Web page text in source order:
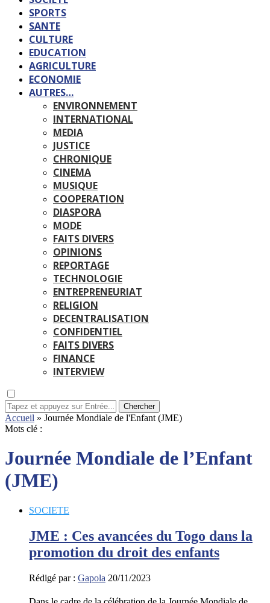
SPORTS
SANTE
CULTURE
EDUCATION
AGRICULTURE
ECONOMIE
AUTRES…
ENVIRONNEMENT
INTERNATIONAL
MEDIA
JUSTICE
CHRONIQUE
CINEMA
MUSIQUE
COOPERATION
DIASPORA
MODE
FAITS DIVERS
OPINIONS
REPORTAGE
TECHNOLOGIE
ENTREPRENEURIAT
RELIGION
DECENTRALISATION
CONFIDENTIEL
FAITS DIVERS
FINANCE
INTERVIEW
Chercher
Accueil » Journée Mondiale de l'Enfant (JME)
Mots clé :
Journée Mondiale de l’Enfant
(JME)
SOCIETE
JME : Ces avancées du Togo dans la
promotion du droit des enfants
Rédigé par : Gapola 20/11/2023